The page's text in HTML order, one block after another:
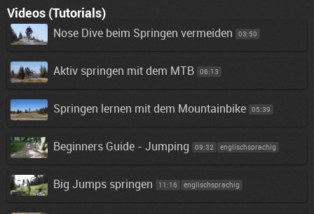
Videos (Tutorials)
Nose Dive beim Springen vermeiden 03:50
Aktiv springen mit dem MTB 06:13
Springen lernen mit dem Mountainbike 05:39
Beginners Guide - Jumping 09:32 englischsprachig
Big Jumps springen 11:16 englischsprachig